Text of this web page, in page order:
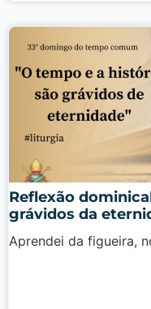
Reflexão
grávidos da
Aprendei da figueira,